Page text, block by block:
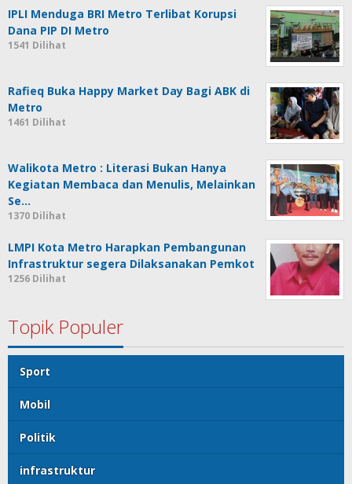
IPLI Menduga BRI Metro Terlibat Korupsi
Dana PIP DI Metro
1541 Dilihat
Rafieq Buka Happy Market Day Bagi ABK di
Metro
1461 Dilihat
Walikota Metro : Literasi Bukan Hanya
Kegiatan Membaca dan Menulis, Melainkan
Se…
1370 Dilihat
LMPI Kota Metro Harapkan Pembangunan
Infrastruktur segera Dilaksanakan Pemkot
1256 Dilihat
Topik Populer
Sport
Mobil
Politik
infrastruktur